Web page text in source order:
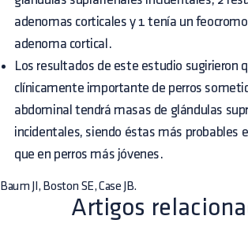
adenomas corticales y 1 tenía un
adenoma cortical.
Los resultados de este estudio sugirieron
clínicamente importante de perros
abdominal tendrá masas de glándulas
incidentales, siendo éstas más probables
que en perros más jóvenes.
Baum JI, Boston SE, Case JB.
Artigos